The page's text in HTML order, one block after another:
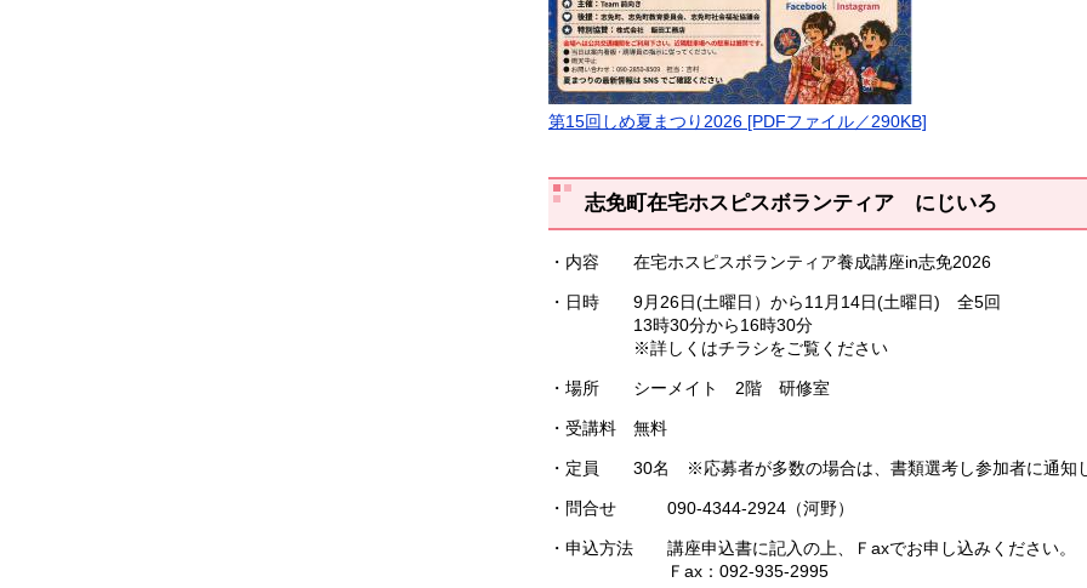
第15回しめ夏まつり2026 [PDFファイル／290KB]
志免町在宅ホスピスボランティア にじいろ
・内容 在宅ホスピスボランティア養成講座in志免2026
・日時 9月26日(土曜日）から11月14日(土曜日) 全5回
13時30分から16時30分
※詳しくはチラシをご覧ください
・場所 シーメイト 2階 研修室
・受講料 無料
・定員 30名 ※応募者が多数の場合は、書類選考し参加者に通知
・問合せ 090-4344-2924（河野）
・申込方法 講座申込書に記入の上、Ｆaxでお申し込みください。
Ｆax：092-935-2995